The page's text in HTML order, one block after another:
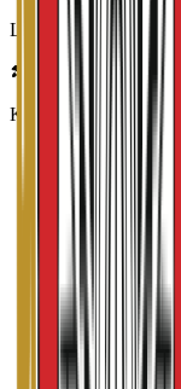
Lederskap
Karrieremuligheter